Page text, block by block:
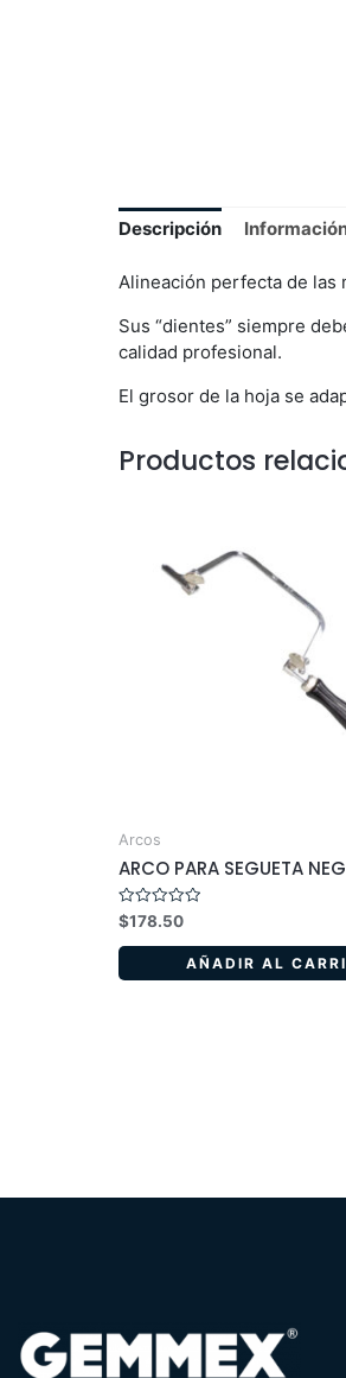
Descripción
Alineación perfecta de las
Sus “dientes” siempre
calidad profesional.
El grosor de la hoja se
Productos
Arcos
ARCO PARA SEGUETA
Valorado
en
0
5
$178.50
AÑADIR AL